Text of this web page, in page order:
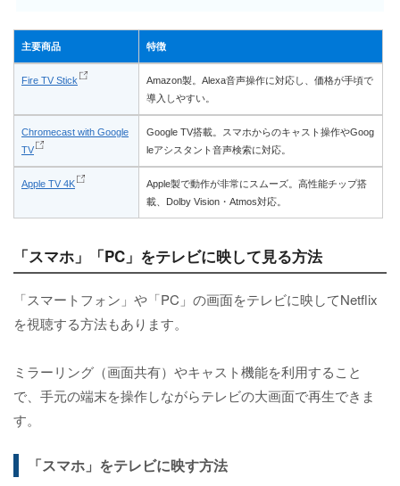
主要商品 特徴
Fire TV Stick
Amazon製。Alexa音声操作に対応し、価格が手頃で
導入しやすい。
Chromecast with Google
TV
Google TV搭載。スマホからのキャスト操作やGoog
leアシスタント音声検索に対応。
Apple TV 4K
Apple製で動作が非常にスムーズ。高性能チップ搭
載、Dolby Vision・Atmos対応。
「スマホ」「PC」をテレビに映して見る方法
「スマートフォン」や「PC」の画面をテレビに映してNetflix
を視聴する方法もあります。
ミラーリング（画面共有）やキャスト機能を利用すること
で、手元の端末を操作しながらテレビの大画面で再生できま
す。
「スマホ」をテレビに映す方法